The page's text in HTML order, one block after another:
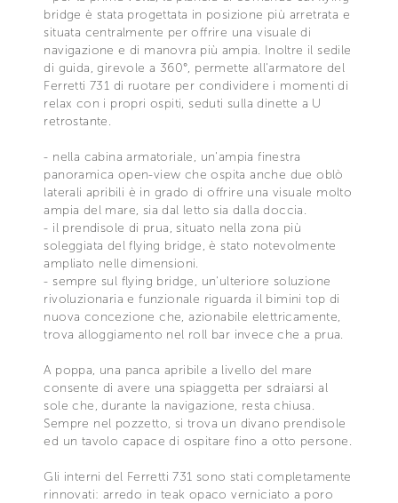
bridge è stata progettata in posizione più arretrata e
situata centralmente per offrire una visuale di
navigazione e di manovra più ampia. Inoltre il sedile
di guida, girevole a 360°, permette all'armatore del
Ferretti 731 di ruotare per condividere i momenti di
relax con i propri ospiti, seduti sulla dinette a U
retrostante.
- nella cabina armatoriale, un'ampia finestra
panoramica open-view che ospita anche due oblò
laterali apribili è in grado di offrire una visuale molto
ampia del mare, sia dal letto sia dalla doccia.
- il prendisole di prua, situato nella zona più
soleggiata del flying bridge, è stato notevolmente
ampliato nelle dimensioni.
- sempre sul flying bridge, un'ulteriore soluzione
rivoluzionaria e funzionale riguarda il bimini top di
nuova concezione che, azionabile elettricamente,
trova alloggiamento nel roll bar invece che a prua.
A poppa, una panca apribile a livello del mare
consente di avere una spiaggetta per sdraiarsi al
sole che, durante la navigazione, resta chiusa.
Sempre nel pozzetto, si trova un divano prendisole
ed un tavolo capace di ospitare fino a otto persone.
Gli interni del Ferretti 731 sono stati completamente
rinnovati: arredo in teak opaco verniciato a poro